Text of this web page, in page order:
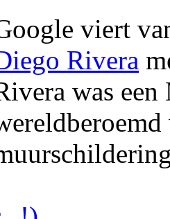
viert
Rivera
was een